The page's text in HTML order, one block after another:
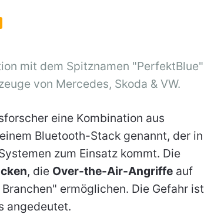
mit dem Spitznamen "PerfektBlue"
von Mercedes, Skoda & VW.
eine Kombination aus
Bluetooth-Stack genannt, der in
zum Einsatz kommt. Die
, die Over-the-Air-Angriffeauf
ermöglichen. Die Gefahr ist
angedeutet.